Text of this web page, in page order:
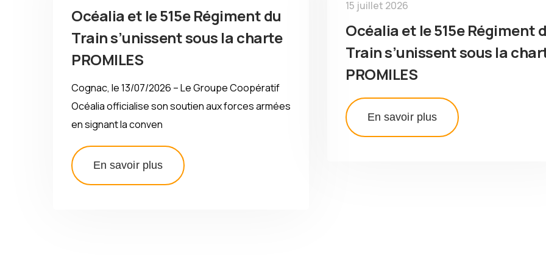
Océalia et le 515e Régiment du
Train s’unissent sous la charte
PROMILES
Cognac, le 13/07/2026 – Le Groupe Coopératif
Océalia officialise son soutien aux forces armées
en signant la conven
En savoir plus
15 juillet 2026
Océalia et le 515e Régiment
Train s’unissent sous la
PROMILES
En savoir plus